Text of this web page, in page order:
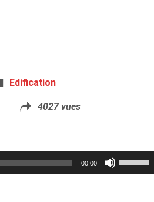
Edification
4027 vues
00:00
Utilisez
les